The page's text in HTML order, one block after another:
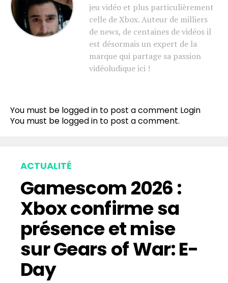
jeu vidéo et plus particulièrement
celle de Xbox. Auteur de milliers
de news, de centaines de vidéos il
est désormais un expert de la
marque qui partage sa passion
vidéoludique ici !
You must be logged in to post a comment Login
You must be logged in to post a comment.
ACTUALITÉ
Gamescom 2026 :
Xbox confirme sa
présence et mise
sur Gears of War: E-
Day